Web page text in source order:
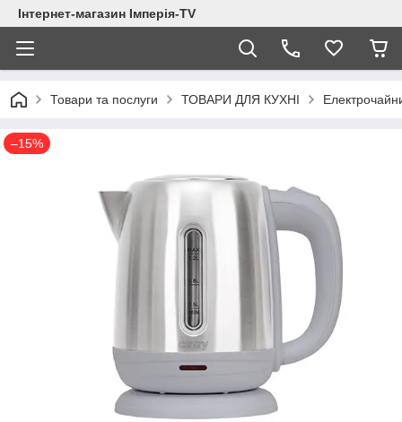
Інтернет-магазин Імперія-TV
Товари та послуги ТОВАРИ ДЛЯ КУХНІ
–15%